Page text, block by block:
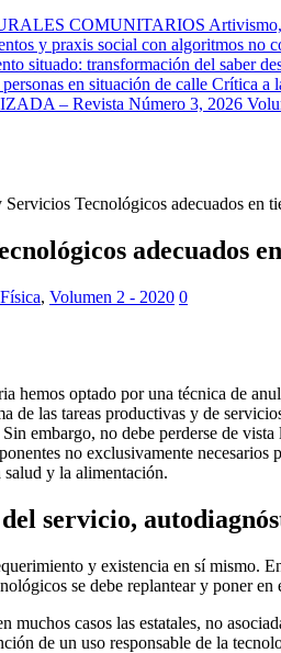
COMUNITARIOS
y praxis social con algoritmos no
situado: transformación del saber
en situación de calle Crítica a
– Revista Número 3, 2026
Tecnológicos adecuados en
adecuados
, Volumen 2 - 2020 0
hemos optado por una técnica de
de las tareas productivas y de
embargo, no debe perderse de
no exclusivamente
salud y la alimentación.
servicio,
y existencia en sí mismo.
se debe replantear y poner
casos las estatales, no
de un uso responsable de la